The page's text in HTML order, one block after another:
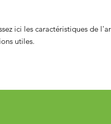
ici les caractéristiques de
utiles.